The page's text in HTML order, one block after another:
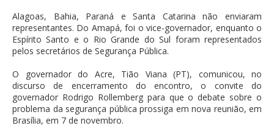
Alagoas, Bahia, Paraná e Santa Catarina não enviaram
representantes. Do Amapá, foi o vice-governador, enquanto o
Espírito Santo e o Rio Grande do Sul foram representados
pelos secretários de Segurança Pública.
O governador do Acre, Tião Viana (PT), comunicou, no
discurso de encerramento do encontro, o convite do
governador Rodrigo Rollemberg para que o debate sobre o
problema da segurança pública prossiga em nova reunião, em
Brasília, em 7 de novembro.